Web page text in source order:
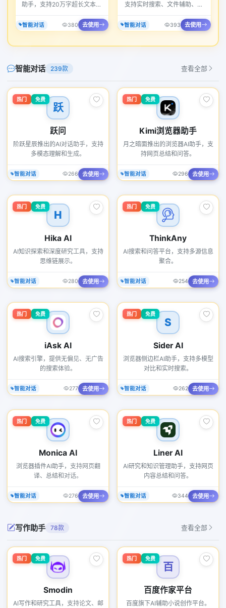
助手，支持20万字超长文本理
智能对话 380 去使用
支持实时搜索、文件辅助、代
智能对话 393 去使用
智能对话 239款 查看全部
跃
热门 免费
跃问
阶跃星辰推出的AI对话助手，支持
多模态理解和生成。
智能对话 266 去使用
热门 免费
Kimi浏览器助手
月之暗面推出的浏览器AI助手，支
持网页总结和问答。
智能对话 296 去使用
H
热门 免费
Hika AI
AI知识探索和深度研究工具，支持
思维链展示。
智能对话 280 去使用
热门 免费
ThinkAny
AI搜索和问答平台，支持多源信息
聚合。
智能对话 254 去使用
热门 免费
iAsk AI
AI搜索引擎，提供无偏见、无广告
的搜索体验。
智能对话 277 去使用
S
热门 免费
Sider AI
浏览器侧边栏AI助手，支持多模型
对比和实时搜索。
智能对话 262 去使用
热门 免费
Monica AI
浏览器插件AI助手，支持网页翻
译、总结和对话。
智能对话 276 去使用
热门 免费
Liner AI
AI研究和知识管理助手，支持网页
内容总结和问答。
智能对话 344 去使用
写作助手 78款 查看全部
热门 免费
Smodin
AI写作和研究工具，支持论文、邮
百
热门 免费
百度作家平台
百度旗下AI辅助小说创作平台。